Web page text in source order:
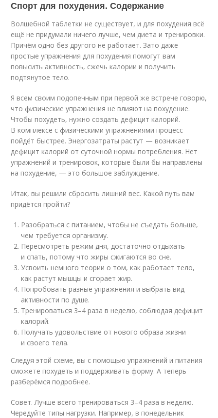
Спорт для похудения. Содержание
Волшебной таблетки не существует, и для похудения всё
ещё не придумали ничего лучше, чем диета и тренировки.
Причём одно без другого не работает. Зато даже
простые упражнения для похудения помогут вам
повысить активность, сжечь калории и получить
подтянутое тело.
Я всем своим подопечным при первой же встрече говорю,
что физические упражнения не влияют на похудение.
Чтобы похудеть, нужно создать дефицит калорий.
В комплексе с физическими упражнениями процесс
пойдёт быстрее. Энергозатраты растут — возникает
дефицит калорий от суточной нормы потребления. Нет
упражнений и тренировок, которые были бы направлены
на похудение, — это большое заблуждение.
Итак, вы решили сбросить лишний вес. Какой путь вам
придётся пройти?
Разобраться с питанием, чтобы не съедать больше,
чем требуется организму.
Пересмотреть режим дня, достаточно отдыхать
и спать, потому что жиры сжигаются во сне.
Усвоить немного теории о том, как работает тело,
как растут мышцы и сгорает жир.
Попробовать разные упражнения и выбрать вид
активности по душе.
Тренироваться 3–4 раза в неделю, соблюдая дефицит
калорий.
Получать удовольствие от нового образа жизни
и своего тела.
Следуя этой схеме, вы с помощью упражнений и питания
сможете похудеть и поддерживать форму. А теперь
разберёмся подробнее.
Совет. Лучше всего тренироваться 3–4 раза в неделю.
Чередуйте типы нагрузки. Например, в понедельник